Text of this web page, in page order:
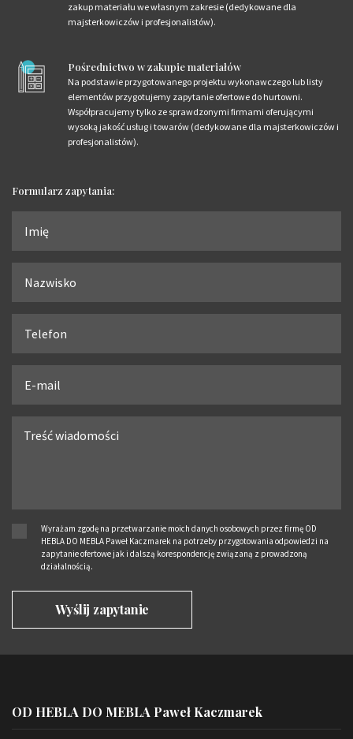
zakup materiału we własnym zakresie (dedykowane dla
majsterkowiczów i profesjonalistów).
Pośrednictwo w zakupie materiałów
Na podstawie przygotowanego projektu wykonawczego lub listy
elementów przygotujemy zapytanie ofertowe do hurtowni.
Współpracujemy tylko ze sprawdzonymi firmami oferującymi
wysoką jakość usług i towarów (dedykowane dla majsterkowiczów i
profesjonalistów).
Formularz zapytania:
Wyrażam zgodę na przetwarzanie moich danych osobowych przez firmę OD
HEBLA DO MEBLA Paweł Kaczmarek na potrzeby przygotowania odpowiedzi na
zapytanie ofertowe jak i dalszą korespondencję związaną z prowadzoną
działalnością.
OD HEBLA DO MEBLA Paweł Kaczmarek